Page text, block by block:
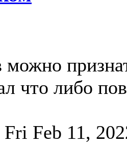
можно
что либо
Feb 11,